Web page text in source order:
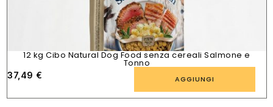
12 kg Cibo Natural Dog Food senza cereali Salmone e
Tonno
37,49 € AGGIUNGI